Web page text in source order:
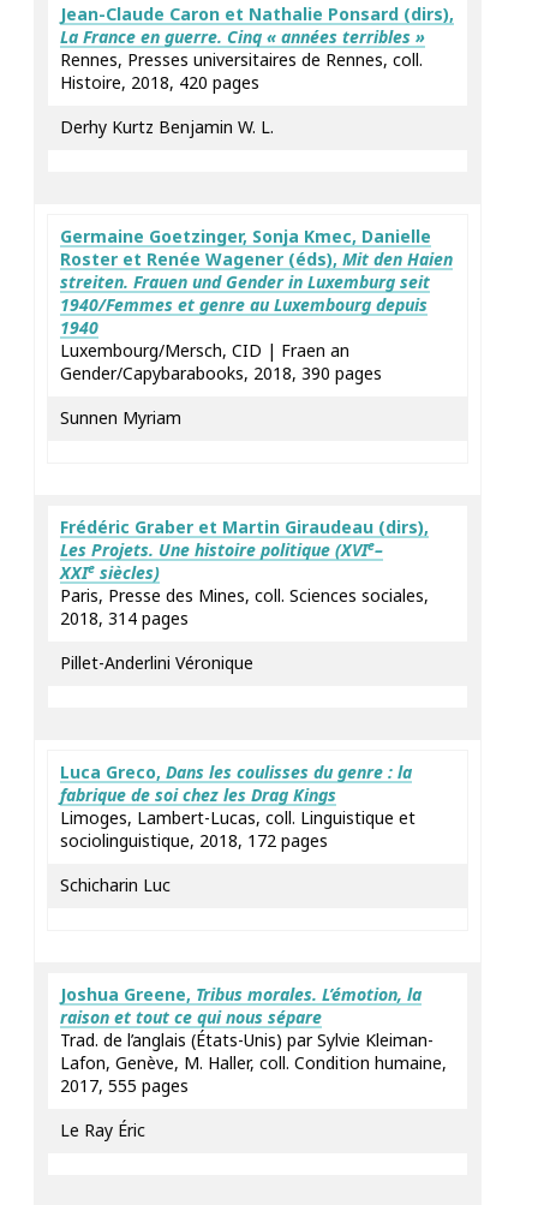
Jean-Claude Caron et Nathalie Ponsard (dirs),
La France en guerre. Cinq « années terribles »
Rennes, Presses universitaires de Rennes, coll.
Histoire, 2018, 420 pages
Derhy Kurtz Benjamin W. L.
Germaine Goetzinger, Sonja Kmec, Danielle
Roster et Renée Wagener (éds), Mit den Haien
streiten. Frauen und Gender in Luxemburg seit
1940/Femmes et genre au Luxembourg depuis
1940
Luxembourg/Mersch, CID | Fraen an
Gender/Capybarabooks, 2018, 390 pages
Sunnen Myriam
Frédéric Graber et Martin Giraudeau (dirs),
Les Projets. Une histoire politique (XVIe–
XXIe siècles)
Paris, Presse des Mines, coll. Sciences sociales,
2018, 314 pages
Pillet-Anderlini Véronique
Luca Greco, Dans les coulisses du genre : la
fabrique de soi chez les Drag Kings
Limoges, Lambert-Lucas, coll. Linguistique et
sociolinguistique, 2018, 172 pages
Schicharin Luc
Joshua Greene, Tribus morales. L’émotion, la
raison et tout ce qui nous sépare
Trad. de l’anglais (États-Unis) par Sylvie Kleiman-
Lafon, Genève, M. Haller, coll. Condition humaine,
2017, 555 pages
Le Ray Éric